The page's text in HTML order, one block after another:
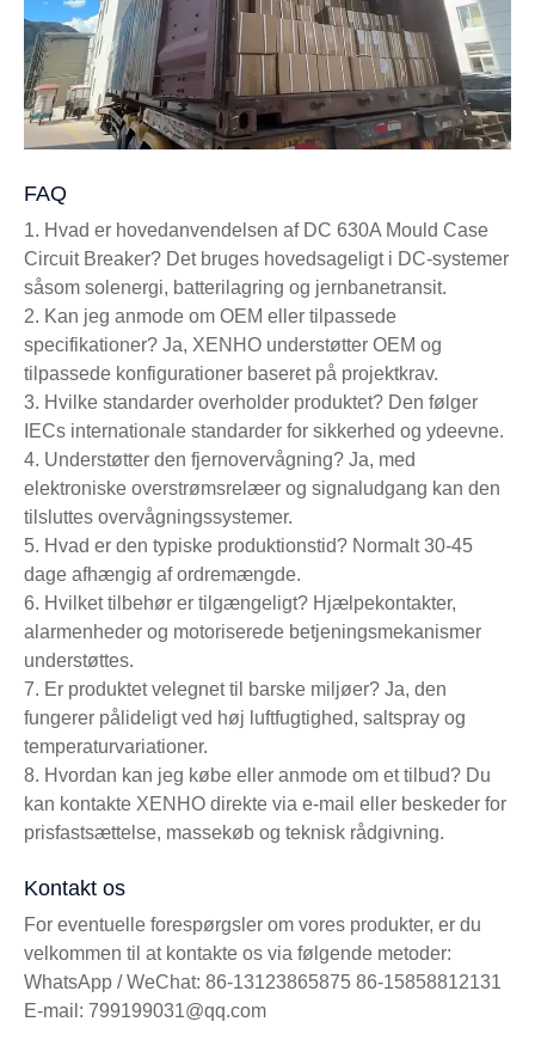
FAQ
1. Hvad er hovedanvendelsen af ​​DC 630A Mould Case
Circuit Breaker? Det bruges hovedsageligt i DC-systemer
såsom solenergi, batterilagring og jernbanetransit.
2. Kan jeg anmode om OEM eller tilpassede
specifikationer? Ja, XENHO understøtter OEM og
tilpassede konfigurationer baseret på projektkrav.
3. Hvilke standarder overholder produktet? Den følger
IECs internationale standarder for sikkerhed og ydeevne.
4. Understøtter den fjernovervågning? Ja, med
elektroniske overstrømsrelæer og signaludgang kan den
tilsluttes overvågningssystemer.
5. Hvad er den typiske produktionstid? Normalt 30-45
dage afhængig af ordremængde.
6. Hvilket tilbehør er tilgængeligt? Hjælpekontakter,
alarmenheder og motoriserede betjeningsmekanismer
understøttes.
7. Er produktet velegnet til barske miljøer? Ja, den
fungerer pålideligt ved høj luftfugtighed, saltspray og
temperaturvariationer.
8. Hvordan kan jeg købe eller anmode om et tilbud? Du
kan kontakte XENHO direkte via e-mail eller beskeder for
prisfastsættelse, massekøb og teknisk rådgivning.
Kontakt os
For eventuelle forespørgsler om vores produkter, er du
velkommen til at kontakte os via følgende metoder:
WhatsApp / WeChat: 86-13123865875 86-15858812131
E-mail: 799199031@qq.com